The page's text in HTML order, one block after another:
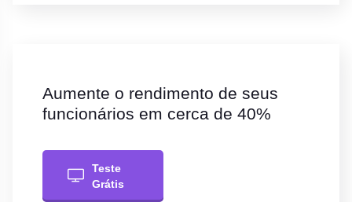
Aumente o rendimento de seus
funcionários em cerca de 40%
Teste
Grátis